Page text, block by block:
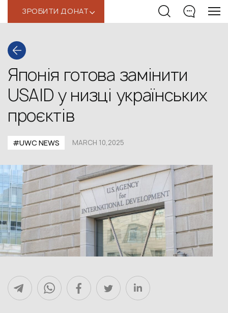
ЗРОБИТИ ДОНАТ‹
Японія готова замінити
USAID у низці українських
проєктів
#UWС NEWS MARCH 10,2025